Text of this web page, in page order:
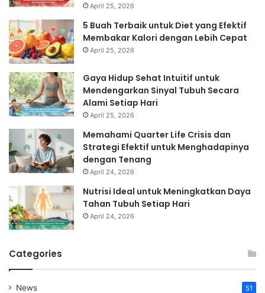
April 25, 2026
5 Buah Terbaik untuk Diet yang Efektif
Membakar Kalori dengan Lebih Cepat
April 25, 2026
Gaya Hidup Sehat Intuitif untuk
Mendengarkan Sinyal Tubuh Secara
Alami Setiap Hari
April 25, 2026
Memahami Quarter Life Crisis dan
Strategi Efektif untuk Menghadapinya
dengan Tenang
April 24, 2026
Nutrisi Ideal untuk Meningkatkan Daya
Tahan Tubuh Setiap Hari
April 24, 2026
Categories
News 51